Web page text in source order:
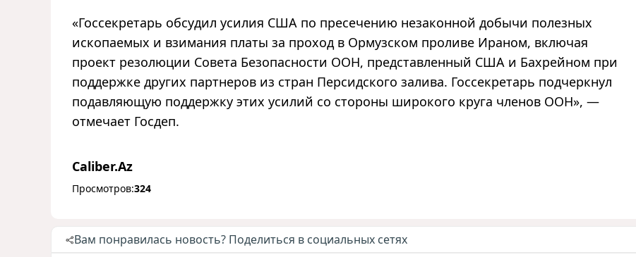
«Госсекретарь обсудил усилия США по пресечению незаконной добычи полезных
ископаемых и взимания платы за проход в Ормузском проливе Ираном, включая
проект резолюции Совета Безопасности ООН, представленный США и Бахрейном при
поддержке других партнеров из стран Персидского залива. Госсекретарь подчеркнул
подавляющую поддержку этих усилий со стороны широкого круга членов ООН», —
отмечает Госдеп.
Caliber.Az
Просмотров:324
Вам понравилась новость? Поделиться в социальных сетях